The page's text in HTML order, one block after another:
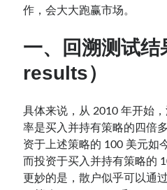
网站备案号：鄂ICP备2024064768号
作，会大大跑赢市场。
一、回溯测试
results）
具体来说，从 2010 年开始
率是买入并持有策略的四倍
资于上述策略的 100 美元如
而投资于买入并持有策略的
更妙的是，散户似乎可以通